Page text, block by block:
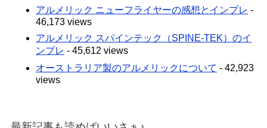
アルメリック ニューフライヤーの感想とインプレ -
46,173 views
アルメリック スパインテック（SPINE-TEK）のイ
ンプレ - 45,612 views
オーストラリア製のアルメリックについて - 42,923
views